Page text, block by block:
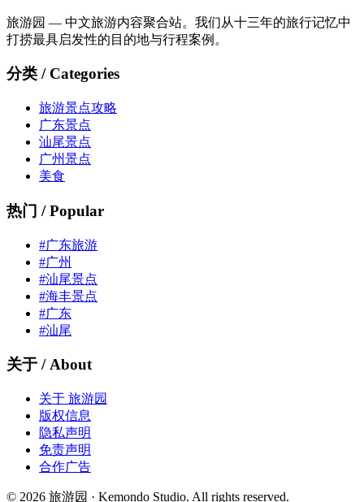
旅游园 — 中文旅游内容聚合站。我们从十三年的旅行记忆中
打捞最具启发性的目的地与行程案例。
分类 / Categories
旅游景点攻略
广东景点
汕尾景点
广州景点
美食
热门 / Popular
#广东旅游
#广州
#汕尾景点
#海丰景点
#广东
#汕尾
关于 / About
关于 旅游园
版权信息
隐私声明
免责声明
合作广告
© 2026 旅游园 · Kemondo Studio. All rights reserved.